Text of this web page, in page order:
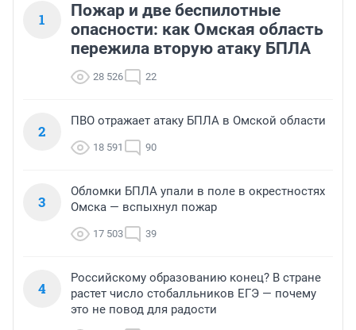
1
Пожар и две беспилотные
опасности: как Омская область
пережила вторую атаку БПЛА
28 526 22
2
ПВО отражает атаку БПЛА в Омской области
18 591 90
3
Обломки БПЛА упали в поле в окрестностях
Омска — вспыхнул пожар
17 503 39
4
Российскому образованию конец? В стране
растет число стобалльников ЕГЭ — почему
это не повод для радости